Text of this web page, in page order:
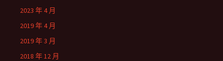
2023 年 4 月
2019 年 4 月
2019 年 3 月
2018 年 12 月